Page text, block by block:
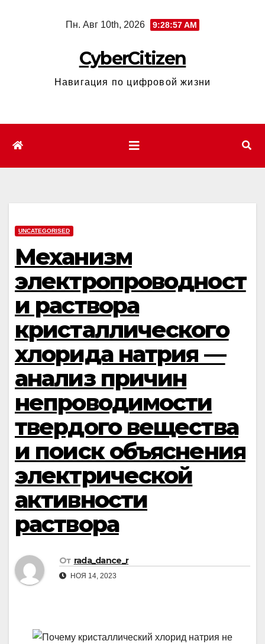
Пн. Авг 10th, 2026 9:28:58 AM
CyberCitizen
Навигация по цифровой жизни
UNCATEGORISED
Механизм
электропроводност
и раствора
кристаллического
хлорида натрия —
анализ причин
непроводимости
твердого вещества
и поиск объяснения
электрической
активности
раствора
От rada_dance_r
НОЯ 14, 2023